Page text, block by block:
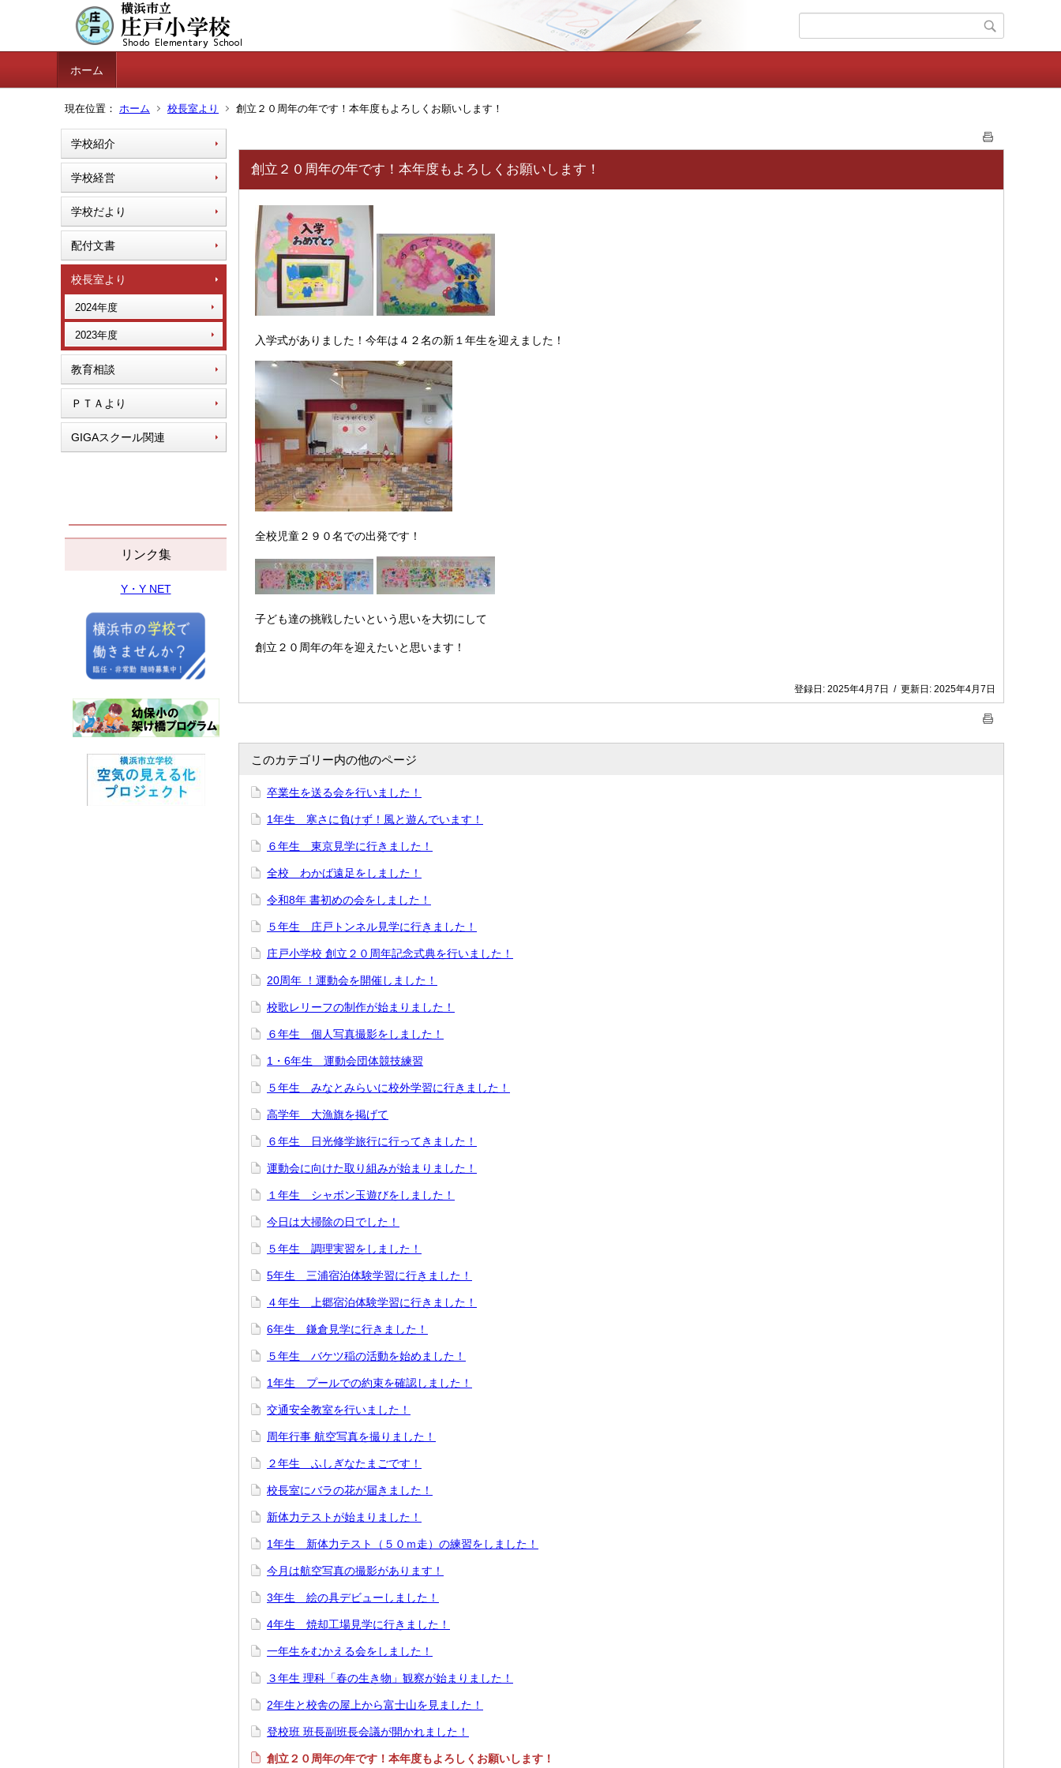
ホーム
現在位置： ホーム 校長室より 創立２０周年の年です！本年度もよろしくお願いします！
学校紹介
学校経営
学校だより
配付文書
校長室より
2024年度
2023年度
教育相談
ＰＴＡより
GIGAスクール関連
リンク集
Y・Y NET
創立２０周年の年です！本年度もよろしくお願いします！
入学式がありました！今年は４２名の新１年生を迎えました！
全校児童２９０名での出発です！
子ども達の挑戦したいという思いを大切にして
創立２０周年の年を迎えたいと思います！
登録日: 2025年4月7日 / 更新日: 2025年4月7日
このカテゴリー内の他のページ
卒業生を送る会を行いました！
1年生 寒さに負けず！風と遊んでいます！
６年生 東京見学に行きました！
全校 わかば遠足をしました！
令和8年 書初めの会をしました！
５年生 庄戸トンネル見学に行きました！
庄戸小学校 創立２０周年記念式典を行いました！
20周年 ！運動会を開催しました！
校歌レリーフの制作が始まりました！
６年生 個人写真撮影をしました！
1・6年生 運動会団体競技練習
５年生 みなとみらいに校外学習に行きました！
高学年 大漁旗を掲げて
６年生 日光修学旅行に行ってきました！
運動会に向けた取り組みが始まりました！
１年生 シャボン玉遊びをしました！
今日は大掃除の日でした！
５年生 調理実習をしました！
5年生 三浦宿泊体験学習に行きました！
４年生 上郷宿泊体験学習に行きました！
6年生 鎌倉見学に行きました！
５年生 バケツ稲の活動を始めました！
1年生 プールでの約束を確認しました！
交通安全教室を行いました！
周年行事 航空写真を撮りました！
２年生 ふしぎなたまごです！
校長室にバラの花が届きました！
新体力テストが始まりました！
1年生 新体力テスト（５０ｍ走）の練習をしました！
今月は航空写真の撮影があります！
3年生 絵の具デビューしました！
4年生 焼却工場見学に行きました！
一年生をむかえる会をしました！
３年生 理科「春の生き物」観察が始まりました！
2年生と校舎の屋上から富士山を見ました！
登校班 班長副班長会議が開かれました！
創立２０周年の年です！本年度もよろしくお願いします！